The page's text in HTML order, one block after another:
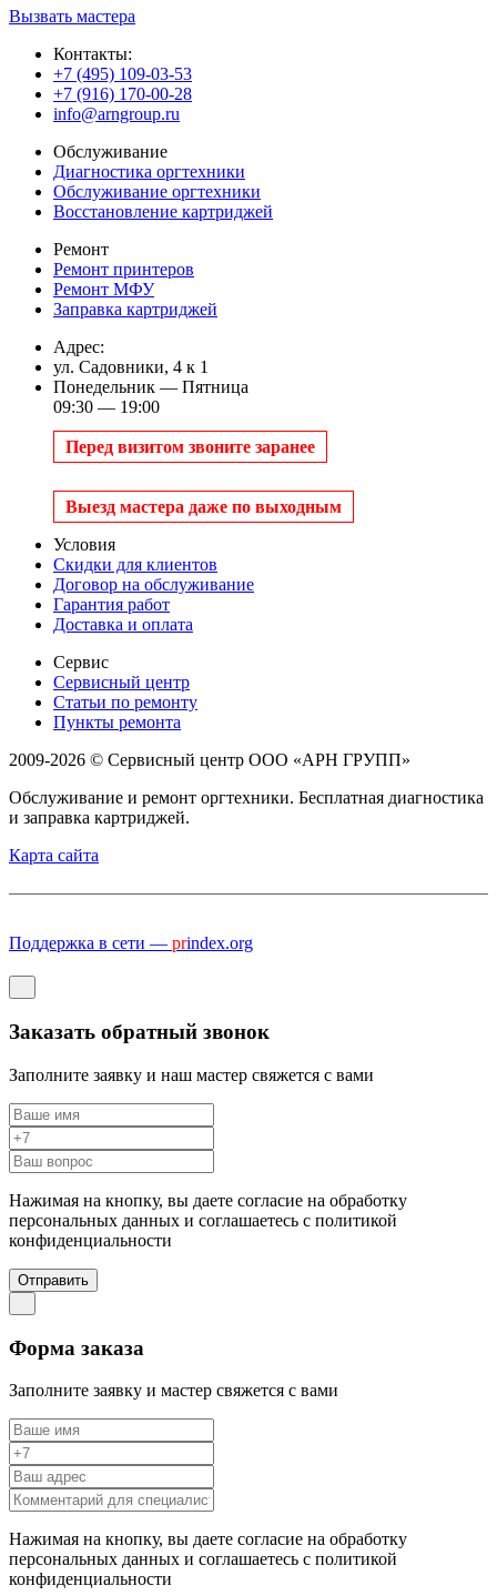
Вызвать мастера
Контакты:
+7 (495) 109-03-53
+7 (916) 170-00-28
info@arngroup.ru
Обслуживание
Диагностика оргтехники
Обслуживание оргтехники
Восстановление картриджей
Ремонт
Ремонт принтеров
Ремонт МФУ
Заправка картриджей
Адрес:
ул. Садовники, 4 к 1
Понедельник — Пятница
09:30 — 19:00
Перед визитом звоните заранее
Выезд мастера даже по выходным
Условия
Скидки для клиентов
Договор на обслуживание
Гарантия работ
Доставка и оплата
Сервис
Сервисный центр
Статьи по ремонту
Пункты ремонта
2009-2026 © Сервисный центр ООО «АРН ГРУПП»
Обслуживание и ремонт оргтехники. Бесплатная диагностика
и заправка картриджей.
Карта сайта
Поддержка в сети — prindex.org
Заказать обратный звонок
Заполните заявку и наш мастер свяжется с вами
Нажимая на кнопку, вы даете согласие на обработку
персональных данных и соглашаетесь c политикой
конфиденциальности
Отправить
Форма заказа
Заполните заявку и мастер свяжется с вами
Нажимая на кнопку, вы даете согласие на обработку
персональных данных и соглашаетесь c политикой
конфиденциальности